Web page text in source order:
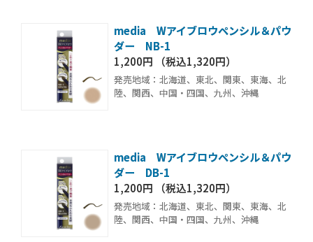
media Wアイブロウペンシル＆パウ
ダー NB-1
1,200円 （税込1,320円）
発売地域：北海道、東北、関東、東海、北
陸、関西、中国・四国、九州、沖縄
media Wアイブロウペンシル＆パウ
ダー DB-1
1,200円 （税込1,320円）
発売地域：北海道、東北、関東、東海、北
陸、関西、中国・四国、九州、沖縄